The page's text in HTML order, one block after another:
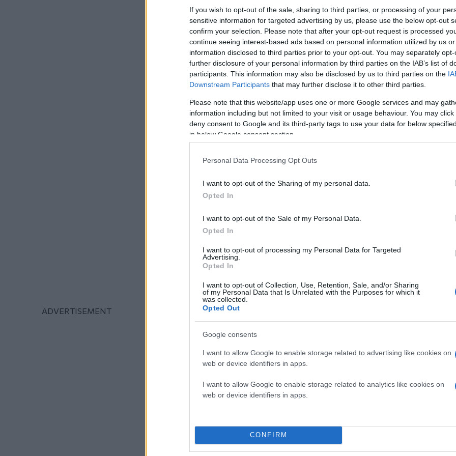
If you wish to opt-out of the sale, sharing to third parties, or processing of your
sensitive information for targeted advertising by us, please use the below opt-out
confirm your selection. Please note that after your opt-out request is processed
continue seeing interest-based ads based on personal information utilized by us
information disclosed to third parties prior to your opt-out. You may separately
further disclosure of your personal information by third parties on the IAB’s list of
participants. This information may also be disclosed by us to third parties on the
Downstream Participants that may further disclose it to other third parties.
Please note that this website/app uses one or more Google services and may
information including but not limited to your visit or usage behaviour. You may
deny consent to Google and its third-party tags to use your data for below
in below Google consent section.
Personal Data Processing Opt Outs
I want to opt-out of the Sharing of my personal data.
Opted In
I want to opt-out of the Sale of my Personal Data.
Opted In
I want to opt-out of processing my Personal Data for Targeted
Advertising.
Opted In
I want to opt-out of Collection, Use, Retention, Sale, and/or Sharing
of my Personal Data that Is Unrelated with the Purposes for which it
was collected.
Opted Out
Google consents
I want to allow Google to enable storage related to advertising like cookies on
web or device identifiers in apps.
I want to allow Google to enable storage related to analytics like cookies on
web or device identifiers in apps.
CONFIRM
«ενδοσχολικές») θα διεξαχθούν επίσης από την
25η Μαΐου 2026 , καθώς στη συνέχεια θα
ημερομηνία έκδοσης αποτελεσμάτωνγια τις
Κάνε κλικ και δες περισσότερο
ΠΑΙΔΕΙΑ σχολεία μαθητές